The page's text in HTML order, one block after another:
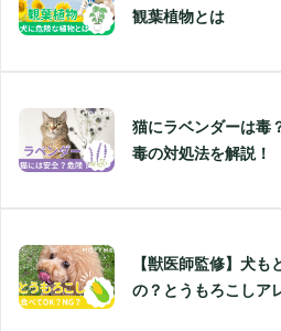
観葉植物とは
猫にラベンダーは毒
毒の対処法を解説！
【獣医師監修】犬
の？とうもろこしア